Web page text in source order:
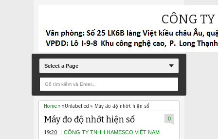
CÔNG
Select a Page
Home » »Unlabelled » Máy đo độ nhớt hiện số
Máy đo độ nhớt hiện số
19:20 CÔNG TY TNHH HAMESCO VIỆT NAM
0